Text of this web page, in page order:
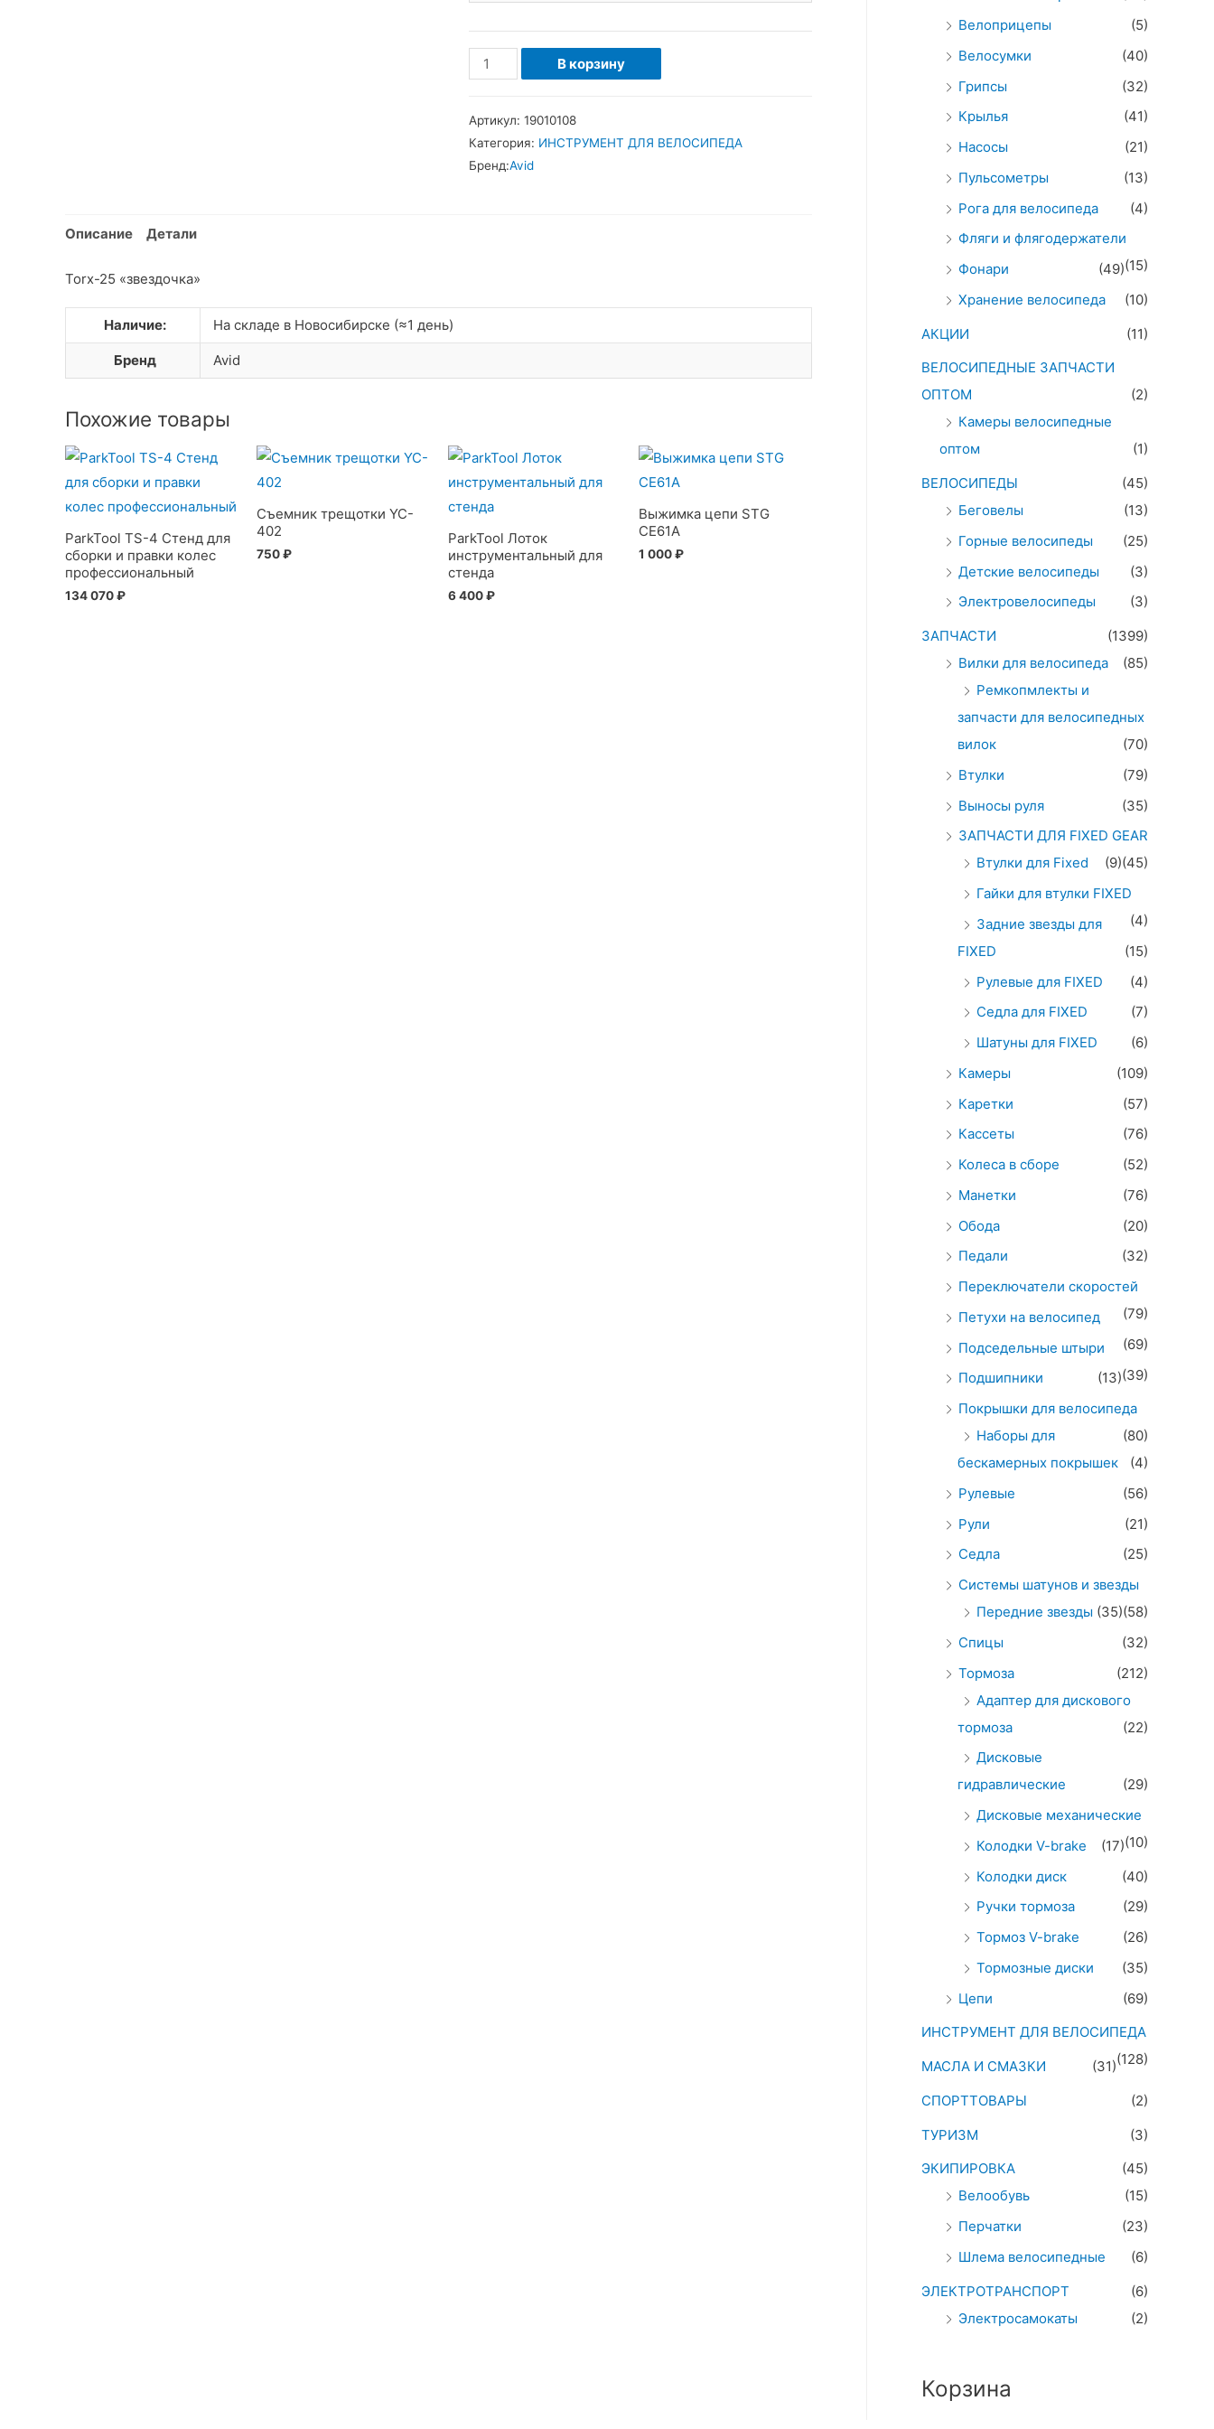
Количество
товара
Мини-
ключ
В корзину
Артикул: 19010108
Категория: ИНСТРУМЕНТ ДЛЯ ВЕЛОСИПЕДА
Бренд:Avid
Описание Детали
Torx-25 «звездочка»
Наличие: На складе в Новосибирске (≈1 день)
Бренд Avid
Похожие товары
ParkTool TS-4 Стенд для
сборки и правки колес
профессиональный
134 070₽
Съемник трещотки YC-
402
750₽
ParkTool Лоток
инструментальный для
стенда
6 400₽
Выжимка цепи STG
CE61A
1 000₽
Велоприцепы
(5)
Велосумки
(40)
Грипсы
(32)
Крылья
(41)
Насосы
(21)
Пульсометры
(13)
Рога для велосипеда
(4)
Фляги и флягодержатели
(15)
Фонари
(49)
Хранение велосипеда
(10)
АКЦИИ
(11)
ВЕЛОСИПЕДНЫЕ ЗАПЧАСТИ
ОПТОМ
(2)
Камеры велосипедные
оптом
(1)
ВЕЛОСИПЕДЫ
(45)
Беговелы
(13)
Горные велосипеды
(25)
Детские велосипеды
(3)
Электровелосипеды
(3)
ЗАПЧАСТИ
(1399)
Вилки для велосипеда
(85)
Ремкопмлекты и
запчасти для велосипедных
вилок
(70)
Втулки
(79)
Выносы руля
(35)
ЗАПЧАСТИ ДЛЯ FIXED GEAR
(45)
Втулки для Fixed
(9)
Гайки для втулки FIXED
(4)
Задние звезды для
FIXED
(15)
Рулевые для FIXED
(4)
Седла для FIXED
(7)
Шатуны для FIXED
(6)
Камеры
(109)
Каретки
(57)
Кассеты
(76)
Колеса в сборе
(52)
Манетки
(76)
Обода
(20)
Педали
(32)
Переключатели скоростей
(79)
Петухи на велосипед
(69)
Подседельные штыри
(39)
Подшипники
(13)
Покрышки для велосипеда
(80)
Наборы для
бескамерных покрышек
(4)
Рулевые
(56)
Рули
(21)
Седла
(25)
Системы шатунов и звезды
(58)
Передние звезды (35)
Спицы
(32)
Тормоза
(212)
Адаптер для дискового
тормоза
(22)
Дисковые
гидравлические
(29)
Дисковые механические
(10)
Колодки V-brake
(17)
Колодки диск
(40)
Ручки тормоза
(29)
Тормоз V-brake
(26)
Тормозные диски
(35)
Цепи
(69)
ИНСТРУМЕНТ ДЛЯ ВЕЛОСИПЕДА
(128)
МАСЛА И СМАЗКИ
(31)
СПОРТТОВАРЫ
(2)
ТУРИЗМ
(3)
ЭКИПИРОВКА
(45)
Велообувь
(15)
Перчатки
(23)
Шлема велосипедные
(6)
ЭЛЕКТРОТРАНСПОРТ
(6)
Электросамокаты
(2)
Корзина